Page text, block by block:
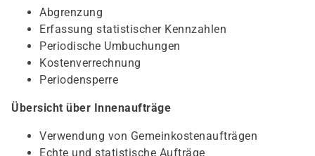
Abgrenzung
Erfassung statistischer Kennzahlen
Periodische Umbuchungen
Kostenverrechnung
Periodensperre
Übersicht über Innenaufträge
Verwendung von Gemeinkostenaufträgen
Echte und statistische Aufträge